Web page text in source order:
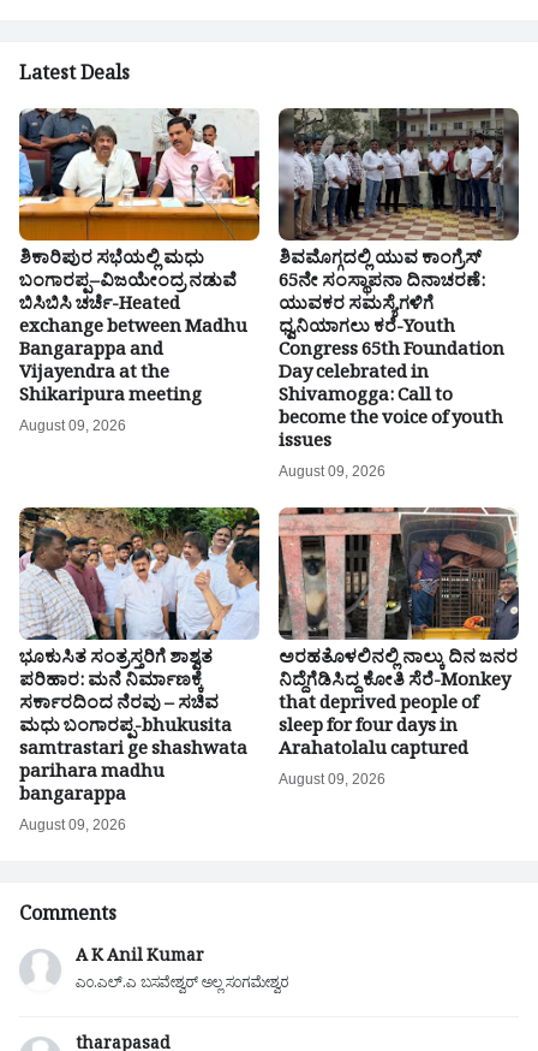
Latest Deals
ಶಿಕಾರಿಪುರ ಸಭೆಯಲ್ಲಿ ಮಧು
ಬಂಗಾರಪ್ಪ–ವಿಜಯೇಂದ್ರ ನಡುವೆ
ಬಿಸಿಬಿಸಿ ಚರ್ಚೆ-Heated
exchange between Madhu
Bangarappa and
Vijayendra at the
Shikaripura meeting
August 09, 2026
ಶಿವಮೊಗ್ಗದಲ್ಲಿ ಯುವ ಕಾಂಗ್ರೆಸ್
65ನೇ ಸಂಸ್ಥಾಪನಾ ದಿನಾಚರಣೆ:
ಯುವಕರ ಸಮಸ್ಯೆಗಳಿಗೆ
ಧ್ವನಿಯಾಗಲು ಕರೆ-Youth
Congress 65th Foundation
Day celebrated in
Shivamogga: Call to
become the voice of youth
issues
August 09, 2026
ಭೂಕುಸಿತ ಸಂತ್ರಸ್ತರಿಗೆ ಶಾಶ್ವತ
ಪರಿಹಾರ: ಮನೆ ನಿರ್ಮಾಣಕ್ಕೆ
ಸರ್ಕಾರದಿಂದ ನೆರವು – ಸಚಿವ
ಮಧು ಬಂಗಾರಪ್ಪ-bhukusita
samtrastari ge shashwata
parihara madhu
bangarappa
August 09, 2026
ಅರಹತೊಳಲಿನಲ್ಲಿ ನಾಲ್ಕು ದಿನ ಜನರ
ನಿದ್ದೆಗೆಡಿಸಿದ್ದ ಕೋತಿ ಸೆರೆ-Monkey
that deprived people of
sleep for four days in
Arahatolalu captured
August 09, 2026
Comments
A K Anil Kumar
ಎಂ.ಎಲ್.ಎ ಬಸವೇಶ್ವರ್ ಅಲ್ಲ ಸಂಗಮೇಶ್ವರ